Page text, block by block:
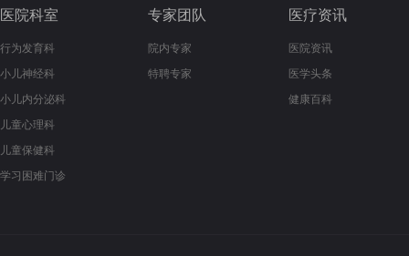
医院科室
行为发育科
小儿神经科
小儿内分泌科
儿童心理科
儿童保健科
学习困难门诊
专家团队
院内专家
特聘专家
医疗资讯
医院资讯
医学头条
健康百科